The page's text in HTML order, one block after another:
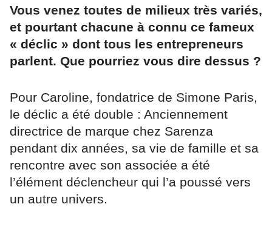
Vous venez toutes de milieux très variés,
et pourtant chacune à connu ce fameux
« déclic » dont tous les entrepreneurs
parlent. Que pourriez vous dire dessus ?
Pour Caroline, fondatrice de Simone Paris,
le déclic a été double : Anciennement
directrice de marque chez Sarenza
pendant dix années, sa vie de famille et sa
rencontre avec son associée a été
l’élément déclencheur qui l’a poussé vers
un autre univers.